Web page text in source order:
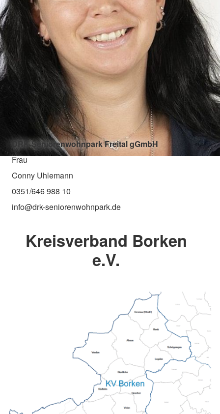
DRK Seniorenwohnpark Freital gGmbH
Frau
Conny Uhlemann
0351/646 988 10
info@drk-seniorenwohnpark.de
Kreisverband Borken
e.V.